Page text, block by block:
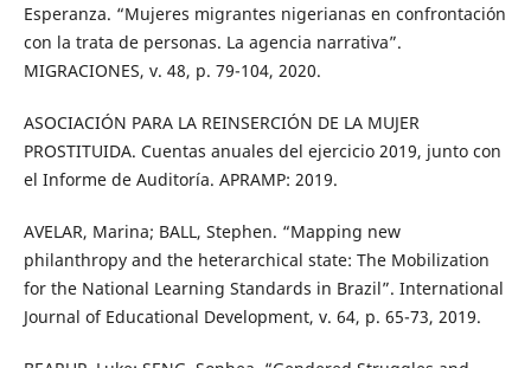
Esperanza. “Mujeres migrantes nigerianas en confrontación
con la trata de personas. La agencia narrativa”.
MIGRACIONES, v. 48, p. 79-104, 2020.
ASOCIACIÓN PARA LA REINSERCIÓN DE LA MUJER
PROSTITUIDA. Cuentas anuales del ejercicio 2019, junto con
el Informe de Auditoría. APRAMP: 2019.
AVELAR, Marina; BALL, Stephen. “Mapping new
philanthropy and the heterarchical state: The Mobilization
for the National Learning Standards in Brazil”. International
Journal of Educational Development, v. 64, p. 65-73, 2019.